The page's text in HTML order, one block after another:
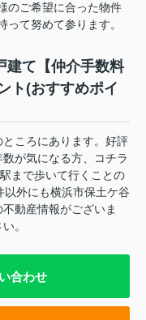
のご希望に合った物件
て努めて参ります。
建て【仲介手数料
ト(おすすめポイ
ころにあります。好評
が気になる方、コチラ
まで歩いて行くことの
外にも横浜市保土ケ谷
動産情報がございま
。
合わせ